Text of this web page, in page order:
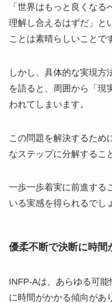
「世界はもっと良くなる
理解し合えるはずだ」と
ことは素晴らしいことで
しかし、具体的な実現方
を語ると、周囲から「現
われてしまいます。
この問題を解決するため
なステップに分解するこ
一歩一歩着実に前進する
いる実感を得られるでし
優柔不断で決断に時間
INFP-Aは、あらゆる可
に時間がかかる傾向があ